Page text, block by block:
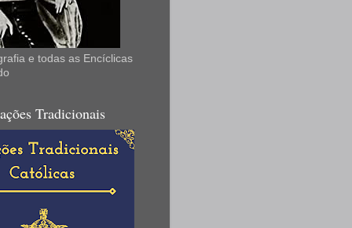
e todas as Encíclicas
Tradicionais